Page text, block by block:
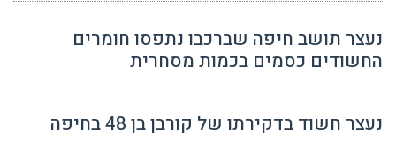
נעצר תושב חיפה שברכבו נתפסו חומרים
החשודים כסמים בכמות מסחרית
נעצר חשוד בדקירתו של קורבן בן 48 בחיפה